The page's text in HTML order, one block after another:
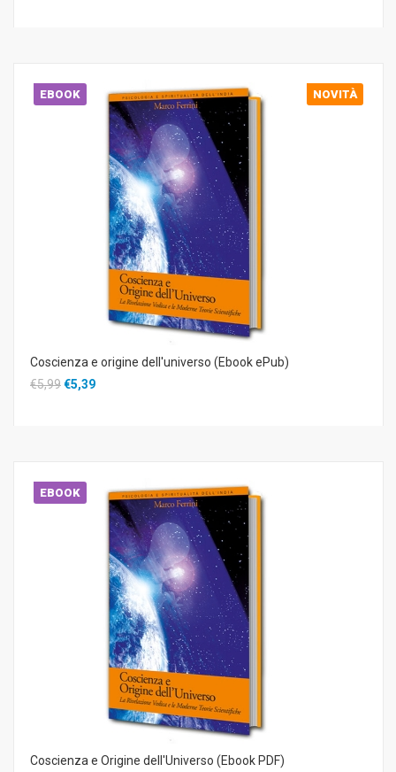
EBOOK NOVITÀ
Coscienza e origine dell'universo (Ebook ePub)
€5,99€5,39
EBOOK
Coscienza e Origine dell'Universo (Ebook PDF)